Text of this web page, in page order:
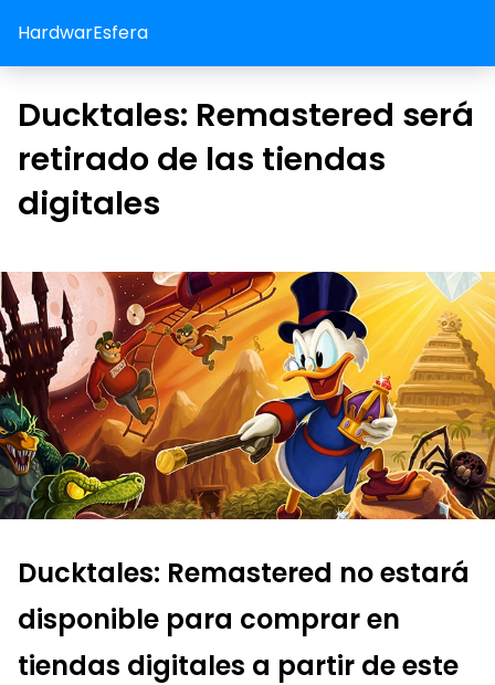
HardwarEsfera
Ducktales: Remastered será
retirado de las tiendas
digitales
Ducktales: Remastered no estará
disponible para comprar en
tiendas digitales a partir de este